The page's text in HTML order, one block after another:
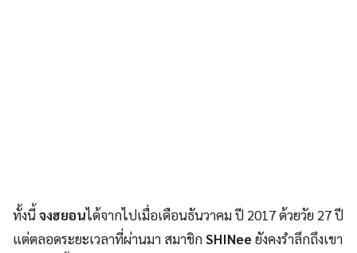
ทั้งนี้จงฮยอนได้จากไปเมื่อเดือนธันวาคม ปี 2017 ด้วยวัย 27 ปี
แต่ตลอดระยะเวลาที่ผ่านมา สมาชิกSHINeeยังคงรำลึกถึงเขา